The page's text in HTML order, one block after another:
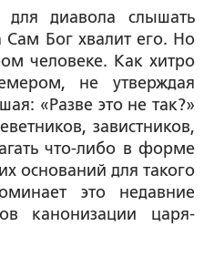
диавола слышать
Сам Бог хвалит его. Но
человеке. Как хитро
не утверждая
«Разве это не так?»
завистников,
что-либо в форме
оснований для такого
это недавние
канонизации царя-